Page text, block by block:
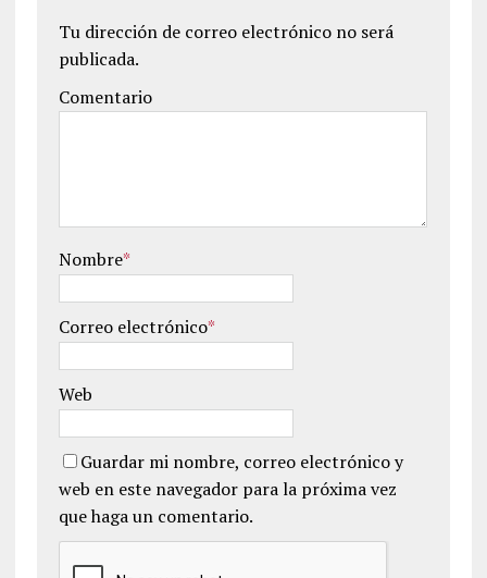
Tu dirección de correo electrónico no será
publicada.
Comentario
Nombre*
Correo electrónico*
Web
Guardar mi nombre, correo electrónico y
web en este navegador para la próxima vez
que haga un comentario.